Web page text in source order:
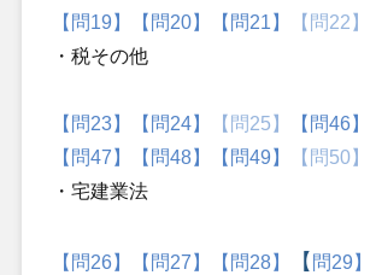
【問19】
【問20】 【問21】
【問22】
・税その他
【問23】 【問24】 【問25】
【問46】
【問47】
【問48】 【問49】
【問50】
・宅建業法
【 問26】 【問27】 【問28】 【 問29】